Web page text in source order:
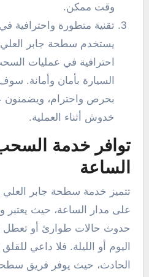
وقت ممكن.
تقنية متطورة واحترافية
يستخدم سطحة جابر
احترافية في عمليات
السيارة بأمان وأمانة.
بحرص واحترام، ويضمنون
خدوش أثناء العملية.
توافر خدمة
الساعة
تتميز خدمة سطحة جابر
على مدار الساعة، حيث يعتبر
حدوث حالات طوارئ أو
اليوم أو الليلة. فلا داعي
الحادث، حيث يوفر فريق